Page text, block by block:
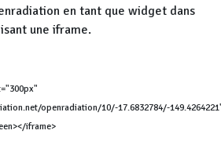
en tant que widget dans
une iframe.
openradiation/10/-17.6832784/-
iframe>